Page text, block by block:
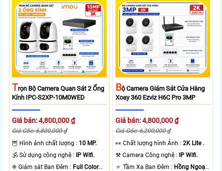
TRọn Bộ Camera Quan Sát 2 Ống
Kính IPC-S2XP-10M0WED
Giá bán: 4,800,000 ₫
Giá Gốc: 6,800,000 ₫
🦉 Hình ảnh chất lượng : 10 MP.
🕉️ Sử dụng công nghệ : IP Wifi.
❈ Giám sát Ban Đêm : Full Color
BỘ Camera Giám Sát Cửa Hàng
Xoay 360 Ezviz H6C Pro 3MP
Giá bán: 4,800,000 ₫
Giá Gốc: 6,200,000 ₫
️👀 Chất lượng hình Ảnh :2K Lite .
⚒ Camera Công nghệ : IP Wifi.
🔅 Tầm Xa Ban Đêm : Hồng Ngoại